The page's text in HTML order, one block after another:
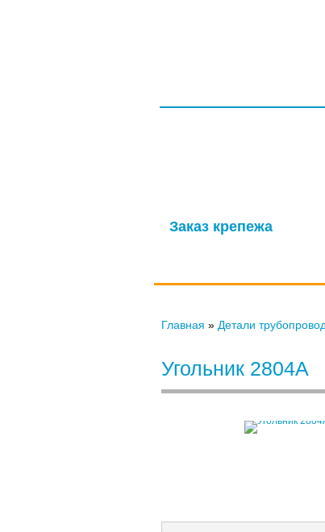
Заказ крепежа
Главная » Детали
Угольник 2804А